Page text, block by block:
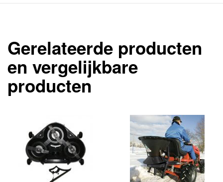
Gerelateerde producten
en vergelijkbare
producten